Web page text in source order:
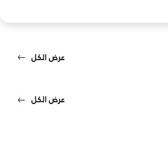
عرض الكل
عرض الكل